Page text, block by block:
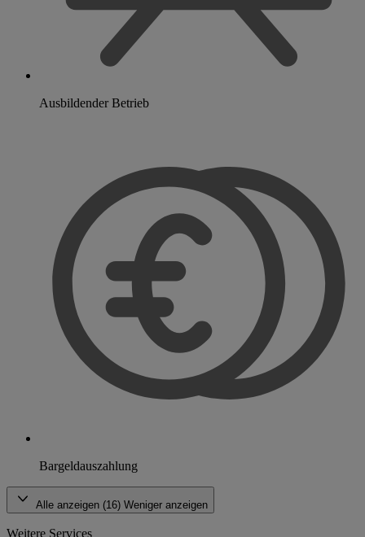
Ausbildender Betrieb
Bargeldauszahlung
Alle anzeigen (16) Weniger anzeigen
Weitere Services